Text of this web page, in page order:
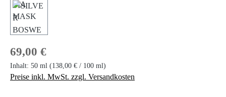
Regulärer Preis:
69,00 €
Inhalt: 50 ml (138,00 € / 100 ml)
Preise inkl. MwSt. zzgl. Versandkosten